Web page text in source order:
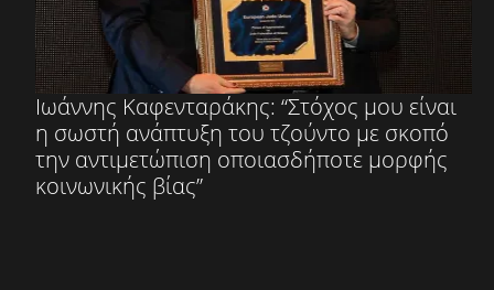
Ιωάννης Καφενταράκης: “Στόχος μου είναι
η σωστή ανάπτυξη του τζούντο με σκοπό
την αντιμετώπιση οποιασδήποτε μορφής
κοινωνικής βίας”